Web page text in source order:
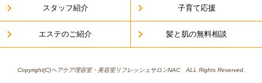
2019年1月31日
2018年5月24日
2016年12月8日
スタッフ紹介 子育て応援
エステのご紹介 髪と肌の無料相談
Copyright(C)ヘアケア理容室・美容室リフレッシュサロンNAC ALL Rights Reserved.